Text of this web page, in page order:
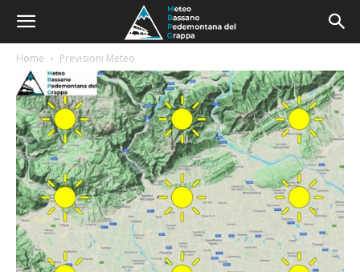
Home Previsioni Meteo